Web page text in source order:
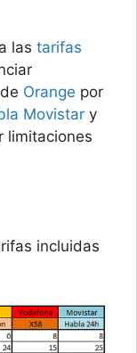
las tarifas
de Orange por
Movistar y
limitaciones
incluidas